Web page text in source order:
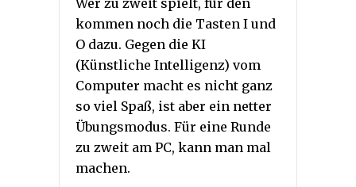
kommen noch die Tasten I und
O dazu. Gegen die KI
(Künstliche Intelligenz) vom
Computer macht es nicht ganz
so viel Spaß, ist aber ein netter
Übungsmodus. Für eine Runde
zu zweit am PC, kann man mal
machen.